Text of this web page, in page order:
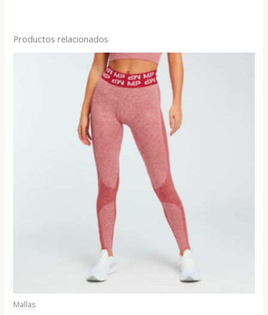
Productos relacionados
Mallas